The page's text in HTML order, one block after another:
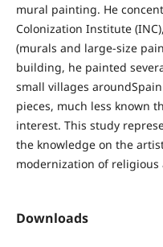
mural painting. He
Colonization Institute
(murals and large-size
building, he painted
small villages
pieces, much less known
interest. This study
the knowledge on the
modernization of religious
Downloads